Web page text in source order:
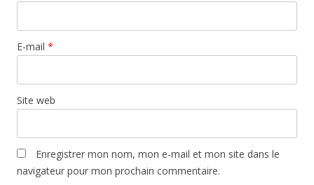
E-mail *
Site web
Enregistrer mon nom, mon e-mail et mon site dans le
navigateur pour mon prochain commentaire.